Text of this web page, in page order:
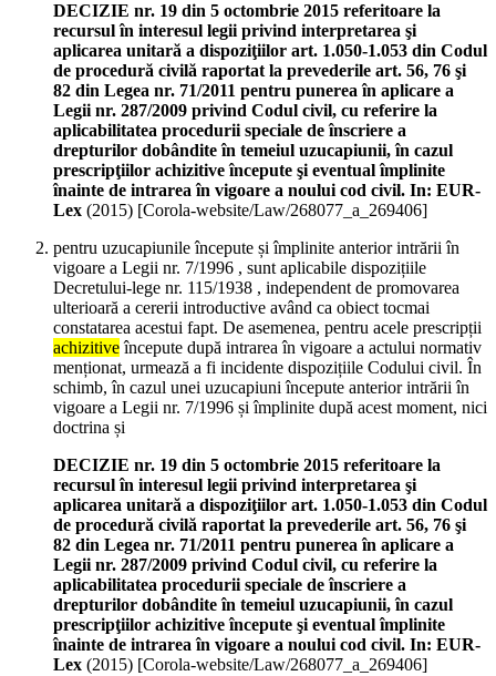
DECIZIE nr. 19 din 5 octombrie 2015 referitoare la
recursul în interesul legii privind interpretarea şi
aplicarea unitară a dispoziţiilor art. 1.050-1.053 din Codul
de procedură civilă raportat la prevederile art. 56, 76 şi
82 din Legea nr. 71/2011 pentru punerea în aplicare a
Legii nr. 287/2009 privind Codul civil, cu referire la
aplicabilitatea procedurii speciale de înscriere a
drepturilor dobândite în temeiul uzucapiunii, în cazul
prescripţiilor achizitive începute şi eventual împlinite
înainte de intrarea în vigoare a noului cod civil. In: EUR-
Lex (2015) [Corola-website/Law/268077_a_269406]
pentru uzucapiunile începute și împlinite anterior intrării în
vigoare a Legii nr. 7/1996 , sunt aplicabile dispozițiile
Decretului-lege nr. 115/1938 , independent de promovarea
ulterioară a cererii introductive având ca obiect tocmai
constatarea acestui fapt. De asemenea, pentru acele prescripții
achizitiveîncepute după intrarea în vigoare a actului normativ
menționat, urmează a fi incidente dispozițiile Codului civil. În
schimb, în cazul unei uzucapiuni începute anterior intrării în
vigoare a Legii nr. 7/1996 și împlinite după acest moment, nici
doctrina și
DECIZIE nr. 19 din 5 octombrie 2015 referitoare la
recursul în interesul legii privind interpretarea şi
aplicarea unitară a dispoziţiilor art. 1.050-1.053 din Codul
de procedură civilă raportat la prevederile art. 56, 76 şi
82 din Legea nr. 71/2011 pentru punerea în aplicare a
Legii nr. 287/2009 privind Codul civil, cu referire la
aplicabilitatea procedurii speciale de înscriere a
drepturilor dobândite în temeiul uzucapiunii, în cazul
prescripţiilor achizitive începute şi eventual împlinite
înainte de intrarea în vigoare a noului cod civil. In: EUR-
Lex (2015) [Corola-website/Law/268077_a_269406]